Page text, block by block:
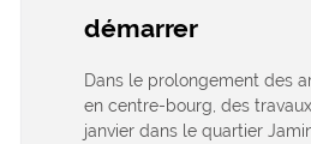
démarrer
Dans le prolongement des
en centre-bourg, des
janvier dans le quartier